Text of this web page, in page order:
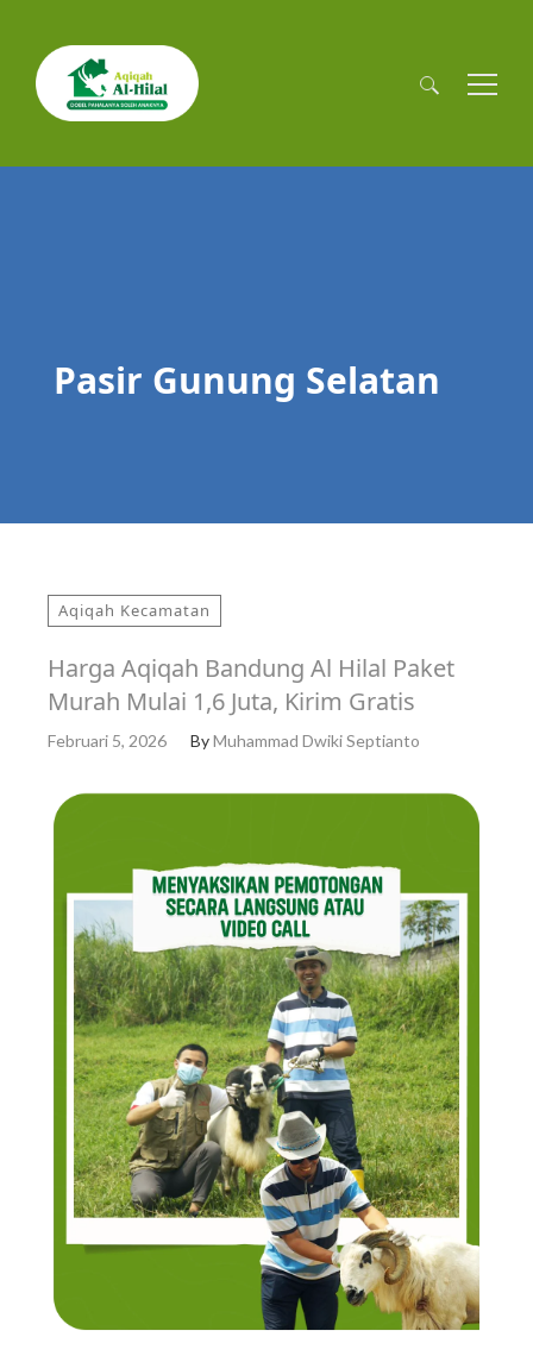
Cari
Pasir Gunung Selatan
Aqiqah Kecamatan
Harga Aqiqah Bandung Al Hilal Paket
Murah Mulai 1,6 Juta, Kirim Gratis
Februari 5, 2026 ByMuhammad Dwiki Septianto